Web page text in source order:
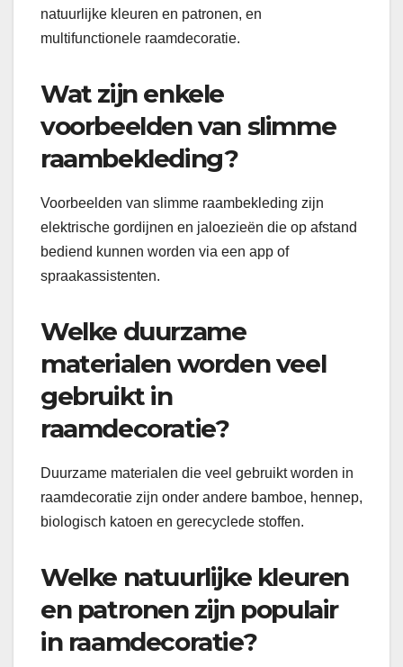
natuurlijke kleuren en patronen, en
multifunctionele raamdecoratie.
Wat zijn enkele
voorbeelden van slimme
raambekleding?
Voorbeelden van slimme raambekleding zijn
elektrische gordijnen en jaloezieën die op afstand
bediend kunnen worden via een app of
spraakassistenten.
Welke duurzame
materialen worden veel
gebruikt in
raamdecoratie?
Duurzame materialen die veel gebruikt worden in
raamdecoratie zijn onder andere bamboe, hennep,
biologisch katoen en gerecyclede stoffen.
Welke natuurlijke kleuren
en patronen zijn populair
in raamdecoratie?